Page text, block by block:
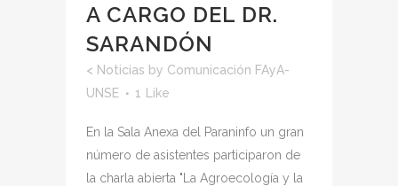
A CARGO DEL DR.
SARANDÓN
< Noticias by Comunicación FAyA-
UNSE
1 Like
En la Sala Anexa del Paraninfo un gran
número de asistentes participaron de
la charla abierta "La Agroecología y la